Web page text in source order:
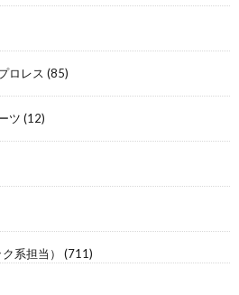
ロレス (85)
ツ (12)
系担当） (711)